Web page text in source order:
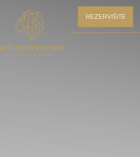
REZERVIŠITE